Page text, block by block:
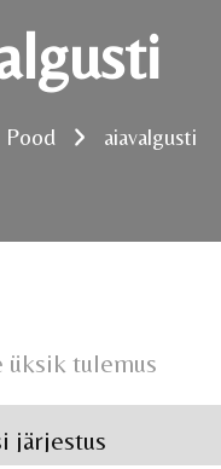
Pood aiavalgusti
üksik tulemus